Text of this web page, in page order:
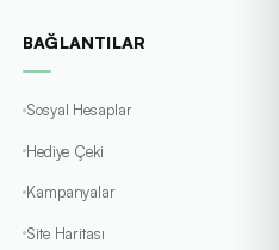
BAĞLANTILAR
Sosyal Hesaplar
Hediye Çeki
Kampanyalar
Site Haritası